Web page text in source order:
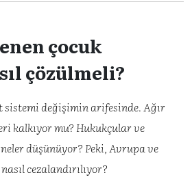
çocuk
çözülmeli?
sistemi değişimin arifesinde. Ağır
kalkıyor mu? Hukukçular ve
düşünüyor? Peki, Avrupa ve
cezalandırılıyor?